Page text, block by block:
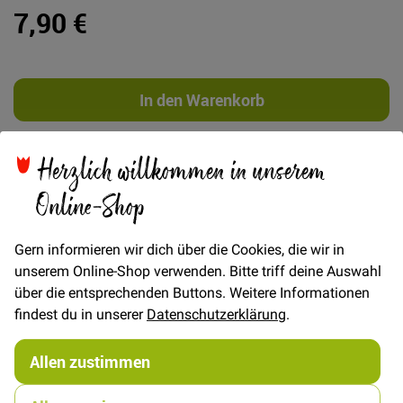
Herzlich willkommen in unserem
Online-Shop
Gern informieren wir dich über die Cookies, die wir in
unserem Online-Shop verwenden. Bitte triff deine Auswahl
über die entsprechenden Buttons. Weitere Informationen
findest du in unsererDatenschutzerklärung.
Allen zustimmen
7,90 €
In den Warenkorb
FRAU SVENJA • schlichter Pullover mit Raglanärmeln
e-book mit Fotonähanleitung und Schnittmuster zum
Selberdrucken im A4- und Originalformat
Deinen Kleiderschrank ein. Ein schlichter Pullover mit
lockerem Sitz, einem Rundhalsausschnitt und
klassischen Bündchen an Halsloch, Ärmeln und Saum.